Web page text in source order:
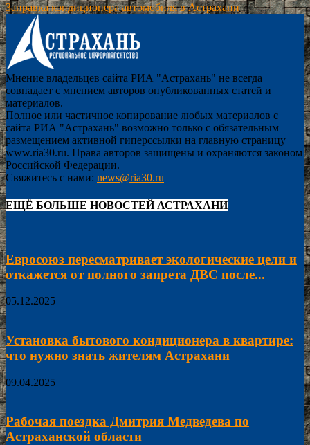
Заправка кондиционера автомобиля в Астрахани
Мнение владельцев сайта РИА "Астрахань" не всегда
совпадает с мнением авторов опубликованных статей и
материалов.
Полное или частичное копирование любых материалов с
сайта РИА "Астрахань" возможно только с обязательным
размещением активной гиперссылки на главную страницу
www.ria30.ru. Права авторов защищены и охраняются законом
Российской Федерации.
Свяжитесь с нами: news@ria30.ru
ЕЩЁ БОЛЬШЕ НОВОСТЕЙ АСТРАХАНИ
Евросоюз пересматривает экологические цели и
откажется от полного запрета ДВС после...
05.12.2025
Установка бытового кондиционера в квартире:
что нужно знать жителям Астрахани
09.04.2025
Рабочая поездка Дмитрия Медведева по
Астраханской области